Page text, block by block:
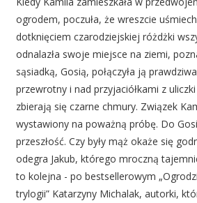
ogrodem, poczuła, że wreszcie
dotknięciem czarodziejskiej różdżki
odnalazła swoje miejsce na ziemi,
sąsiadką, Gosią, połączyła ją
przewrotny i nad przyjaciółkami z
zbierają się czarne chmury. Związek
wystawiony na poważną próbę. Do
przeszłość. Czy były mąż okaże się
odegra Jakub, którego mroczną
to kolejna - po bestsellerowym
trylogii” Katarzyny Michalak, autorki,